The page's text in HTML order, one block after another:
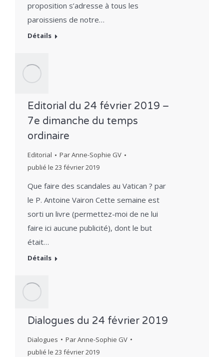
proposition s’adresse à tous les
paroissiens de notre…
Détails
Editorial du 24 février 2019 –
7e dimanche du temps
ordinaire
Editorial ParAnne-Sophie GV
publié le 23 février 2019
Que faire des scandales au Vatican ? par
le P. Antoine Vairon Cette semaine est
sorti un livre (permettez-moi de ne lui
faire ici aucune publicité), dont le but
était…
Détails
Dialogues du 24 février 2019
Dialogues ParAnne-Sophie GV
publié le 23 février 2019